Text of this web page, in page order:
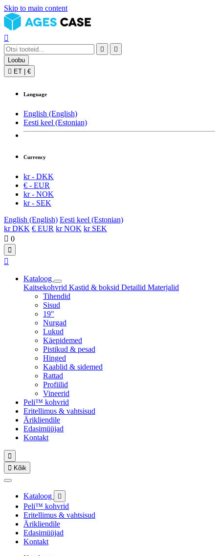
Skip to main content



Loobu
 ET €
Language
English (English)
Eesti keel (Estonian)
Currency
kr - DKK
€ - EUR
kr - NOK
kr - SEK
English (English) Eesti keel (Estonian)
kr DKK € EUR kr NOK kr SEK
 0


Kataloog
Kaitsekohvrid Kastid & boksid Detailid Materjalid
Tihendid
Sisud
19"
Nurgad
Lukud
Käepidemed
Pistikud & pesad
Hinged
Kaablid & sidemed
Rattad
Profiilid
Vineerid
Peli™ kohvrid
Eritellimus & vahtsisud
Ärikliendile
Edasimüüjad
Kontakt

 Kõik
Kataloog 
Peli™ kohvrid
Eritellimus & vahtsisud
Ärikliendile
Edasimüüjad
Kontakt